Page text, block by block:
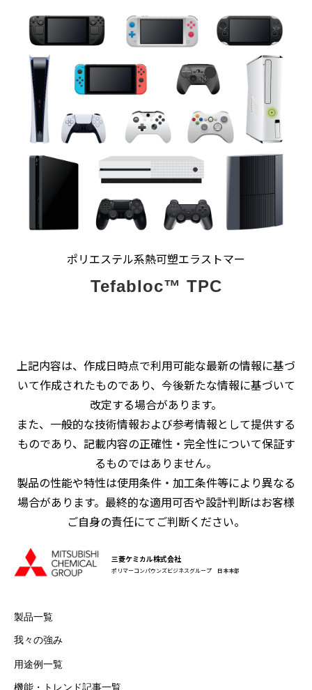
ポリエステル系熱可塑エラストマー
Tefabloc™ TPC
上記内容は、作成日時点で利用可能な最新の情報に基づ
いて作成されたものであり、今後新たな情報に基づいて
改定する場合があります。
また、一般的な技術情報および参考情報として提供する
ものであり、記載内容の正確性・完全性について保証す
るものではありません。
製品の性能や特性は使用条件・加工条件等により異なる
場合があります。最終的な適用可否や設計判断はお客様
ご自身の責任にてご判断ください。
三菱ケミカル株式会社
ポリマーコンパウンズビジネスグループ 日本本部
製品一覧
我々の強み
用途例一覧
機能・トレンド記事一覧